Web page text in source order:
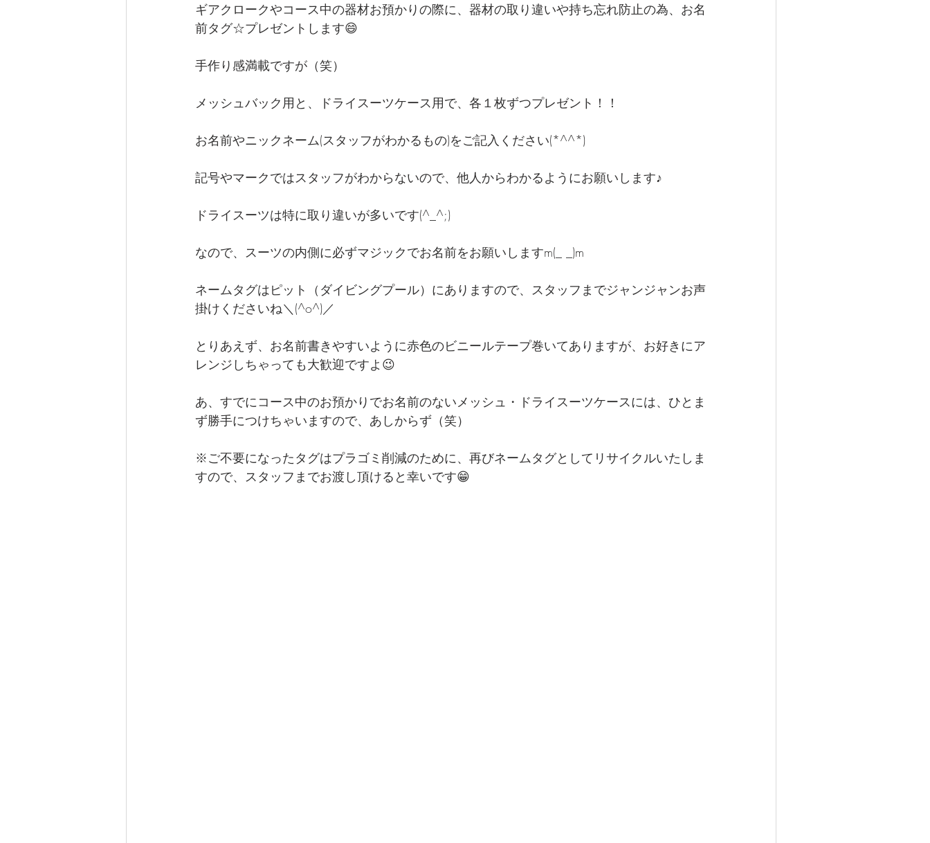
ギアクロークやコース中の器材お預かりの際に、器材の取り違いや持ち忘れ防止の為、お名
前タグ☆プレゼントします😄
手作り感満載ですが（笑）
メッシュバック用と、ドライスーツケース用で、各１枚ずつプレゼント！！
お名前やニックネーム(スタッフがわかるもの)をご記入ください(*^^*)
記号やマークではスタッフがわからないので、他人からわかるようにお願いします♪
ドライスーツは特に取り違いが多いです(^_^;)
なので、スーツの内側に必ずマジックでお名前をお願いしますm(_ _)m
ネームタグはピット（ダイビングプール）にありますので、スタッフまでジャンジャンお声
掛けくださいね＼(^o^)／
とりあえず、お名前書きやすいように赤色のビニールテープ巻いてありますが、お好きにア
レンジしちゃっても大歓迎ですよ😉
あ、すでにコース中のお預かりでお名前のないメッシュ・ドライスーツケースには、ひとま
ず勝手につけちゃいますので、あしからず（笑）
※ご不要になったタグはプラゴミ削減のために、再びネームタグとしてリサイクルいたしま
すので、スタッフまでお渡し頂けると幸いです😁